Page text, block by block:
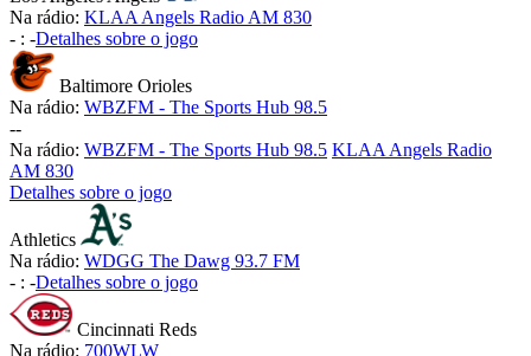
Na rádio: KLAA Angels Radio AM 830
- : -Detalhes sobre o jogo
Baltimore Orioles
Na rádio: WBZFM - The Sports Hub 98.5
--
Na rádio: WBZFM - The Sports Hub 98.5 KLAA Angels Radio
AM 830
Detalhes sobre o jogo
Athletics
Na rádio: WDGG The Dawg 93.7 FM
- : -Detalhes sobre o jogo
Cincinnati Reds
Na rádio: 700WLW